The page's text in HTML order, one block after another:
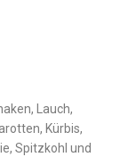
Lauch,
Kürbis,
Spitzkohl und